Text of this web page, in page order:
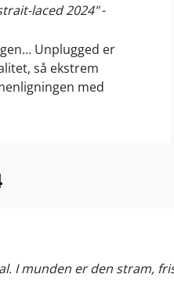
laced 2024"-
Unplugged er
så ekstrem
med
færre antal
i realiteten
sit
munden er den stram,